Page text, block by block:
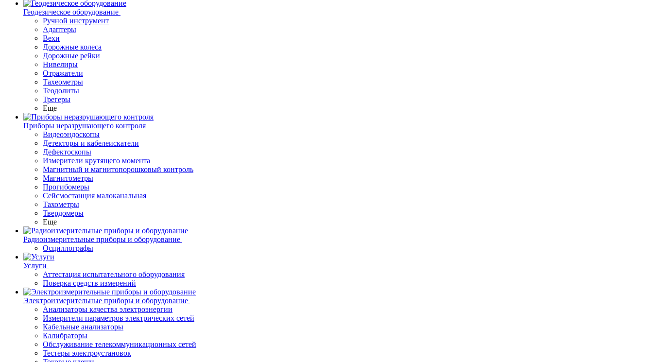
Геодезическое оборудование
Ручной инструмент
Адаптеры
Вехи
Дорожные колеса
Дорожные рейки
Нивелиры
Отражатели
Тахеометры
Теодолиты
Трегеры
Еще
Приборы неразрушающего контроля
Видеоэндоскопы
Детекторы и кабелеискатели
Дефектоскопы
Измерители крутящего момента
Магнитный и магнитопорошковый контроль
Магнитометры
Прогибомеры
Сейсмостанция малоканальная
Тахометры
Твердомеры
Еще
Радиоизмерительные приборы и оборудование
Осциллографы
Услуги
Аттестация испытательного оборудования
Поверка средств измерений
Электроизмерительные приборы и оборудование
Анализаторы качества электроэнергии
Измерители параметров электрических сетей
Кабельные анализаторы
Калибраторы
Обслуживание телекоммуникационных сетей
Тестеры электроустановок